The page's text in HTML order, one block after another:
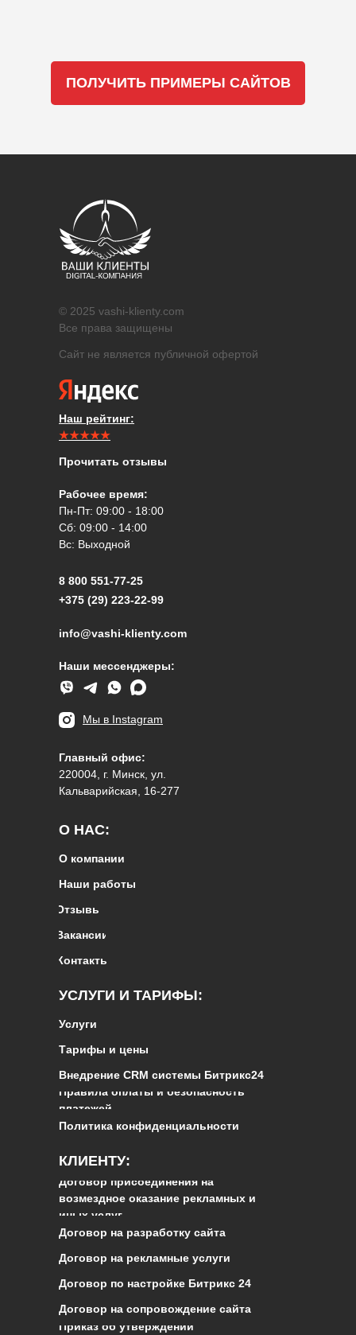
ПОЛУЧИТЬ ПРИМЕРЫ САЙТОВ
Наш рейтинг:
★★★★★
Прочитать отзывы
Мы в Instagram
8 800 551-77-25
+375 (29) 223-22-99
info@vashi-klienty.com
Сайт не является публичной офертой
© 2025 vashi-klienty.com
Все права защищены
Рабочее время:
Пн-Пт: 09:00 - 18:00
Сб: 09:00 - 14:00
Вс: Выходной
Главный офис:
220004, г. Минск, ул.
Кальварийская, 16-277
КЛИЕНТУ:
Контакты
О компании
Наши работы
Вакансии
О НАС:
Политика конфиденциальности
Приказ об утверждении
Тарифы и цены
Внедрение CRM системы Битрикс24
Правила оплаты и безопасность
платежей
УСЛУГИ И ТАРИФЫ:
Услуги
Договор на разработку сайта
Договор на рекламные услуги
Договор по настройке Битрикс 24
Договор на сопровождение сайта
Договор присоединения на
возмездное оказание рекламных и
иных услуг
Наши мессенджеры:
Отзывы